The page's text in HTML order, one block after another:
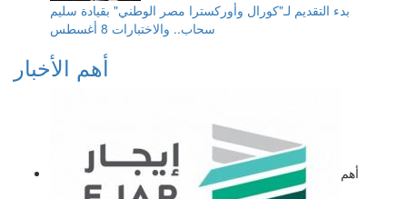
بدء التقديم لـ"كورال وأوركسترا مصر الوطني" بقيادة سليم
سحاب.. والاختبارات 8 أغسطس
أهم الأخبار
أهم